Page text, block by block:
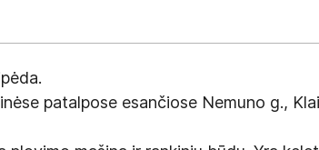
patalpose esančiose Nemuno g.,